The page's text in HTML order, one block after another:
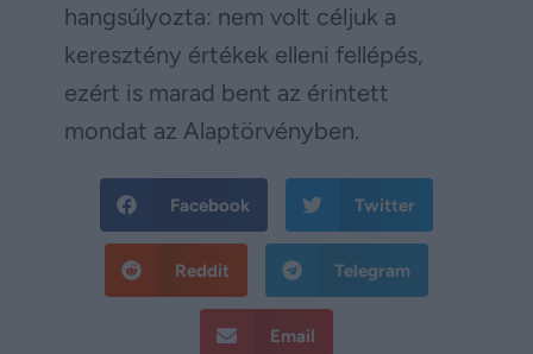
hangsúlyozta: nem volt céljuk a
keresztény értékek elleni fellépés,
ezért is marad bent az érintett
mondat az Alaptörvényben.
Facebook Twitter
Reddit Telegram
Email